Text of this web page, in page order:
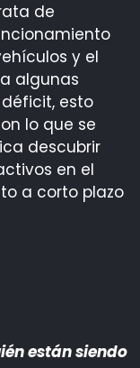
de
y el
algunas
esto
lo que se
descubrir
en el
a corto plazo
están siendo